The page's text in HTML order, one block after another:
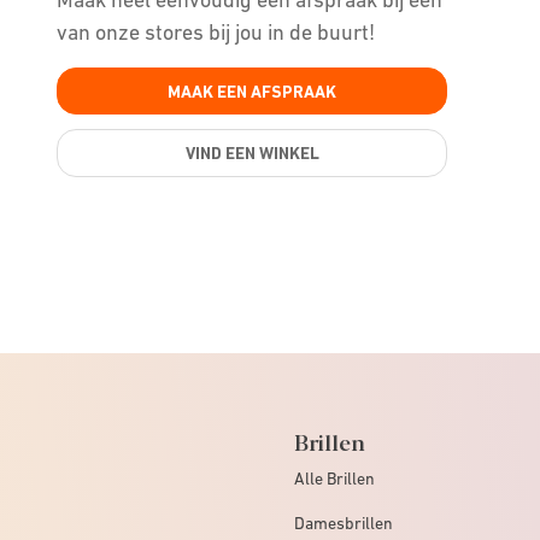
van onze stores bij jou in de buurt!
MAAK EEN AFSPRAAK
VIND EEN WINKEL
Brillen
Alle Brillen
Damesbrillen